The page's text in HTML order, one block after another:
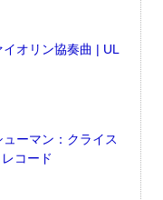
オリン協奏曲 | UL
ーマン：クライス
コード